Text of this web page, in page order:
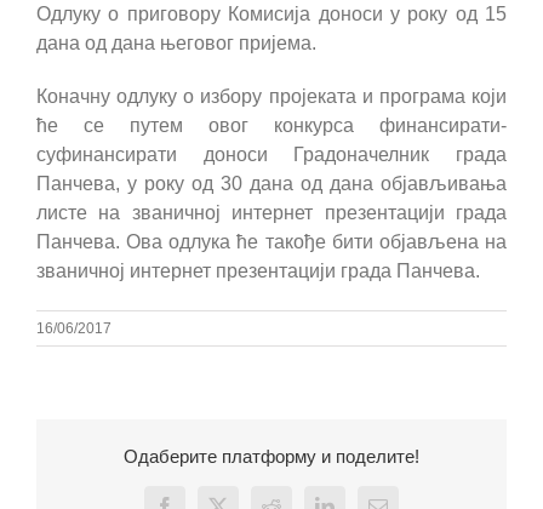
Одлуку о приговору Комисија доноси у року од 15
дана од дана његовог пријема.
Коначну одлуку о избору пројеката и програма који
ће се путем овог конкурса финансирати-
суфинансирати доноси Градоначелник града
Панчева, у року од 30 дана од дана објављивања
листе на званичној интернет презентацији града
Панчева. Ова одлука ће такође бити објављена на
званичној интернет презентацији града Панчева.
16/06/2017
Одаберите платформу и поделите!